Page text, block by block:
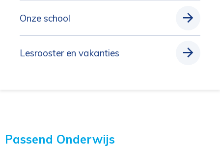
Onze school
Lesrooster en vakanties
Passend Onderwijs